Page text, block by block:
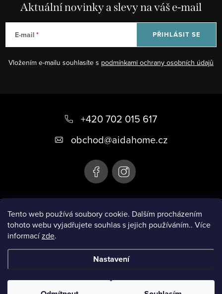
Tento web používá soubory cookie. Dalším procházením
tohoto webu vyjadřujete souhlas s jejich používáním.. Více
informacízde.
Nastavení
Aktuální novinky a slevy na váš e-mail
E-mail
Vložením e-mailu souhlasíte s podmínkami ochrany osobních údajů
PŘIHLÁSIT SE
Instagram
+420 702 015 617
obchod@aidahome.cz
Informace pro vás
nastavení cookies